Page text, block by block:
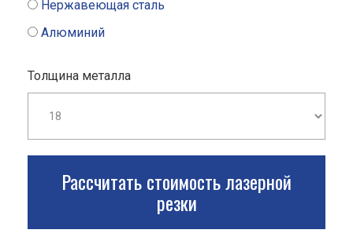
Нержавеющая сталь
Алюминий
Толщина металла
Рассчитать стоимость лазерной
резки